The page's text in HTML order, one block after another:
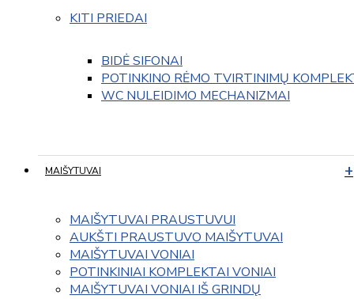
KITI PRIEDAI
BIDĖ SIFONAI
POTINKINO RĖMO TVIRTINIMŲ
WC NULEIDIMO MECHANIZMAI
MAIŠYTUVAI
MAIŠYTUVAI PRAUSTUVUI
AUKŠTI PRAUSTUVO MAIŠYTUVAI
MAIŠYTUVAI VONIAI
POTINKINIAI KOMPLEKTAI VONIAI
MAIŠYTUVAI VONIAI IŠ GRINDŲ